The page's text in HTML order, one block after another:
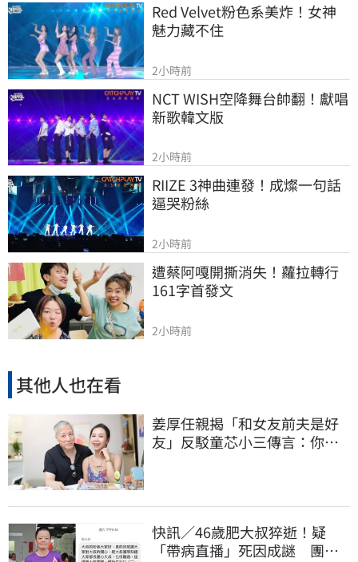
Red Velvet粉色系美炸！女神
魅力藏不住
2小時前
NCT WISH空降舞台帥翻！獻唱
新歌韓文版
2小時前
RIIZE 3神曲連發！成燦一句話
逼哭粉絲
2小時前
遭蔡阿嘎開撕消失！蘿拉轉行
161字首發文
2小時前
其他人也在看
姜厚任親揭「和女友前夫是好
友」反駁童芯小三傳言：你在
快訊／46歲肥大叔猝逝！疑
「帶病直播」死因成謎 團隊